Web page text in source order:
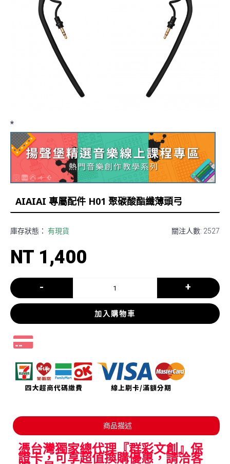
*
AIAIAI 專屬配件 H01 聚碳酸酯纖薄頭弓
關注人數: 2527
庫存狀態： 有現貨
NT 1,400
- +
加入購物車
商品描述
憑台灣獨家總代理『群彩文創』保
證卡，可享超值換購優惠，請洽客